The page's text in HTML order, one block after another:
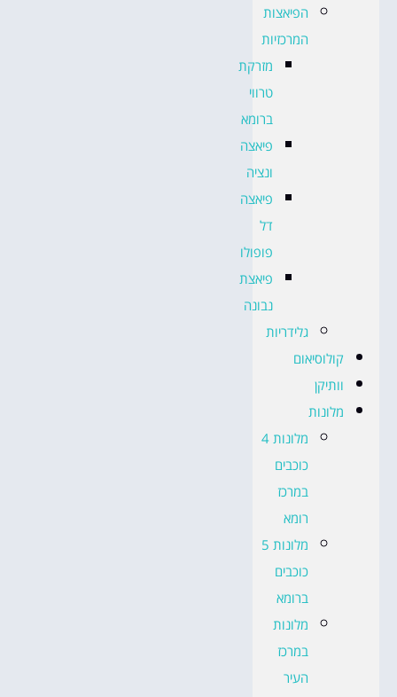
הפיאצות
המרכזיות
מזרקת
טרווי
ברומא
פיאצה
ונציה
פיאצה
דל
פופולו
פיאצת
נבונה
גלידריות
קולוסיאום
וותיקן
מלונות
מלונות 4
כוכבים
במרכז
רומא
מלונות 5
כוכבים
ברומא
מלונות
במרכז
העיר